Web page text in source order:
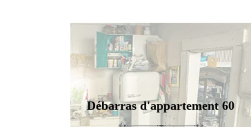
Débarras d'appartement 60